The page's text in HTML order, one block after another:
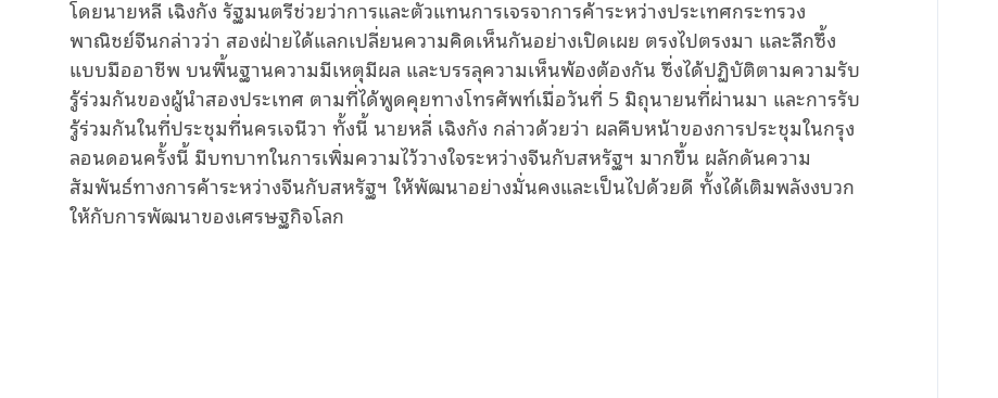
โดยนายหลี่ เฉิงกัง รัฐมนตรีช่วยว่าการและตัวแทนการเจรจาการค้าระหว่างประเทศกระทรวง
พาณิชย์จีนกล่าวว่า สองฝ่ายได้แลกเปลี่ยนความคิดเห็นกันอย่างเปิดเผย ตรงไปตรงมา และลึกซึ้ง
แบบมืออาชีพ บนพื้นฐานความมีเหตุมีผล และบรรลุความเห็นพ้องต้องกัน ซึ่งได้ปฏิบัติตามความรับ
รู้ร่วมกันของผู้นำสองประเทศ ตามที่ได้พูดคุยทางโทรศัพท์เมื่อวันที่ 5 มิถุนายนที่ผ่านมา และการรับ
รู้ร่วมกันในที่ประชุมที่นครเจนีวา ทั้งนี้ นายหลี่ เฉิงกัง กล่าวด้วยว่า ผลคืบหน้าของการประชุมในกรุง
ลอนดอนครั้งนี้ มีบทบาทในการเพิ่มความไว้วางใจระหว่างจีนกับสหรัฐฯ มากขึ้น ผลักดันความ
สัมพันธ์ทางการค้าระหว่างจีนกับสหรัฐฯ ให้พัฒนาอย่างมั่นคงและเป็นไปด้วยดี ทั้งได้เติมพลังงบวก
ให้กับการพัฒนาของเศรษฐกิจโลก